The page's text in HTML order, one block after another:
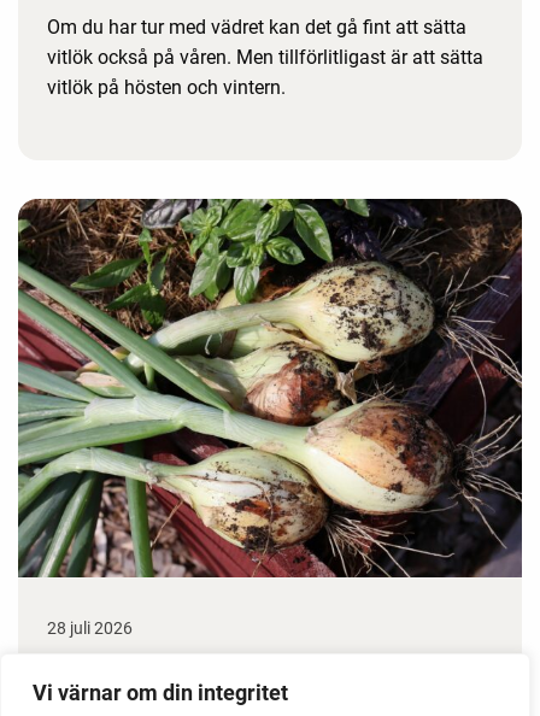
Vi värnar om din integritet
Om du har tur med vädret kan det gå fint att sätta
vitlök också på våren. Men tillförlitligast är att sätta
vitlök på hösten och vintern.
28 juli 2026